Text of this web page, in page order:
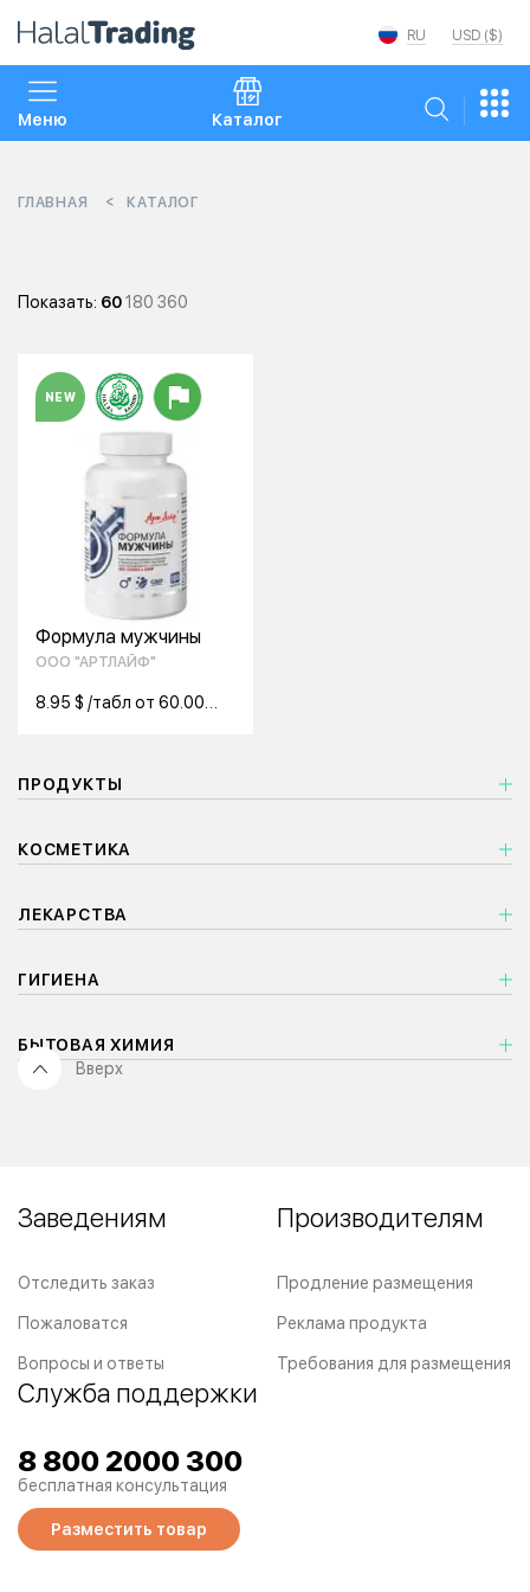
USD ($)
RU
Меню Каталог
ГЛАВНАЯ КАТАЛОГ
Показать: 60180 360
NEW
Формула мужчины
ООО "АРТЛАЙФ"
8.95 $ /табл от 60.00
ПРОДУКТЫ
КОСМЕТИКА
ЛЕКАРСТВА
ГИГИЕНА
БЫТОВАЯ ХИМИЯ
Вверх
Заведениям
Отследить заказ
Пожаловатся
Вопросы и ответы
Производителям
Продление размещения
Реклама продукта
Требования для размещения
Служба поддержки
8 800 2000 300
бесплатная консультация
Разместить товар